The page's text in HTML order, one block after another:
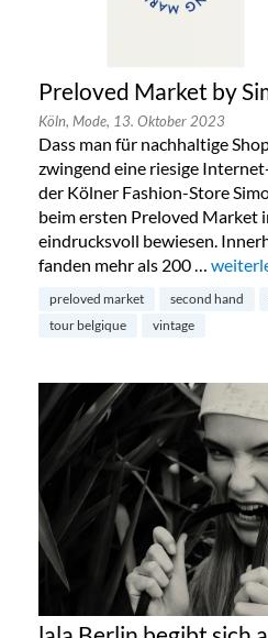
Preloved Market by
Köln, Mode, 13. Oktober 2023
Dass man für nachhaltige
zwingend eine riesige
der Kölner Fashion-Store
beim ersten Preloved Market
eindrucksvoll bewiesen.
fanden mehr als 200 …
preloved market second hand
tour belgique
vintage